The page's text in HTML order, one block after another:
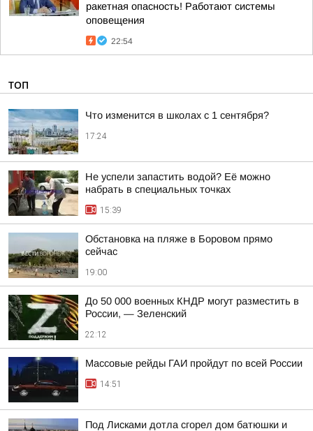
ракетная опасность! Работают системы
оповещения
22:54
ТОП
Что изменится в школах с 1 сентября?
17:24
Не успели запастить водой? Её можно
набрать в специальных точках
15:39
Обстановка на пляже в Боровом прямо
сейчас
19:00
До 50 000 военных КНДР могут разместить в
России, — Зеленский
22:12
Массовые рейды ГАИ пройдут по всей России
14:51
Под Лисками дотла сгорел дом батюшки и